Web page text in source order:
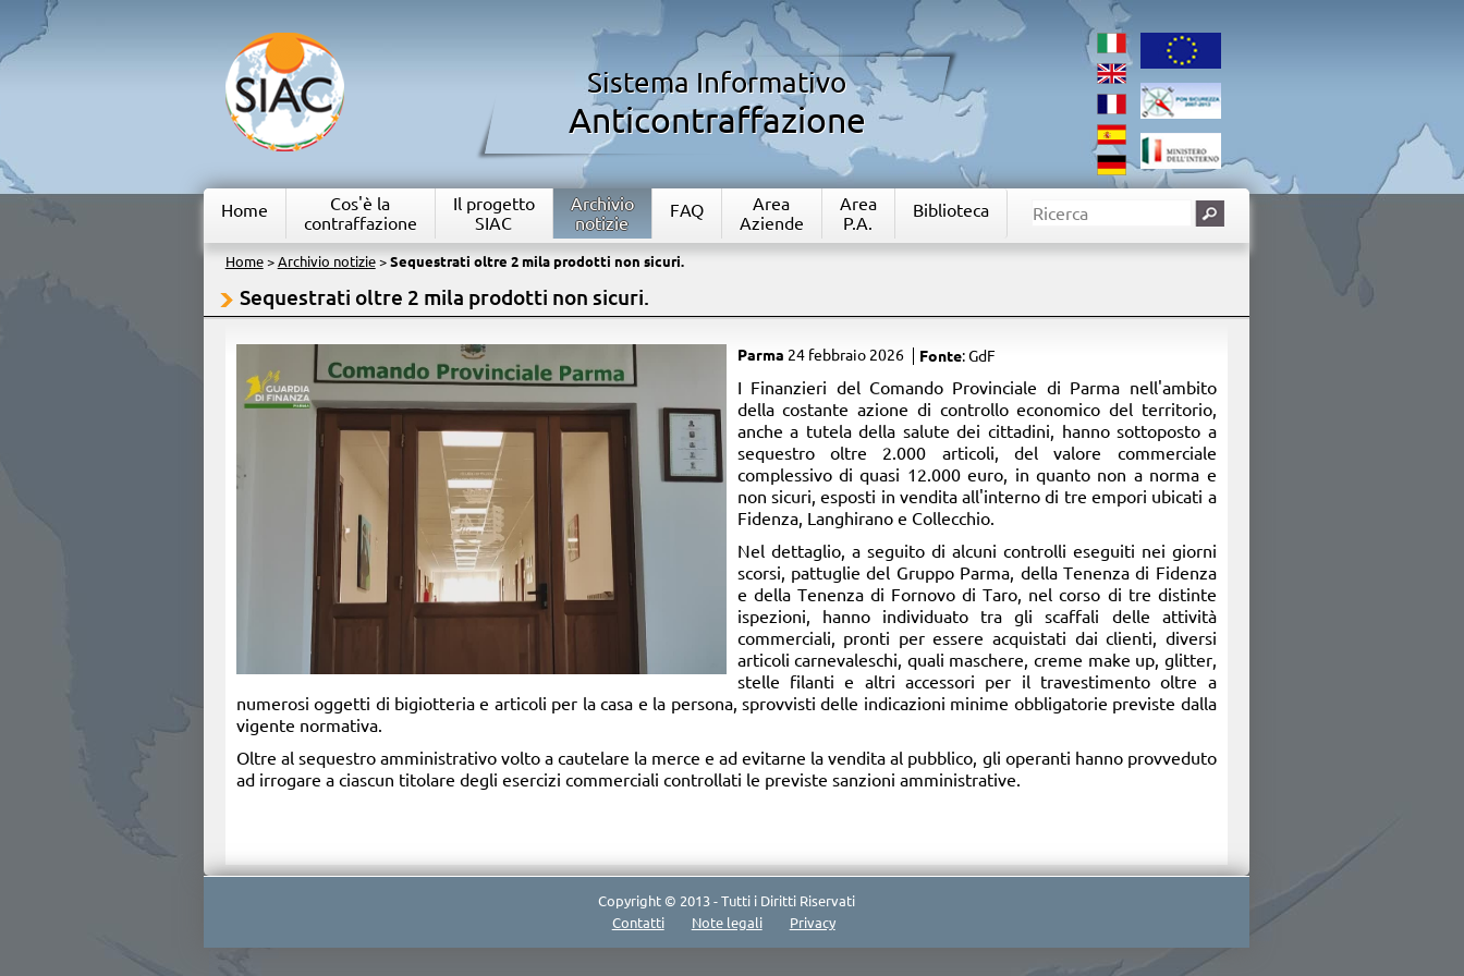
Sistema Informativo
Anticontraffazione
Home
Cos'è la
contraffazione
Il progetto
SIAC
Archivio
notizie
FAQ
Area
Aziende
Area
P.A.
Biblioteca
Home> Archivio notizie> Sequestrati oltre 2 mila prodotti non sicuri.
Sequestrati oltre 2 mila prodotti non sicuri.
Parma 24 febbraio 2026 Fonte: GdF
​I Finanzieri del Comando Provinciale di Parma nell'ambito
della costante azione di controllo economico del territorio,
anche a tutela della salute dei cittadini, hanno sottoposto a
sequestro oltre 2.000 articoli, del valore commerciale
complessivo di quasi 12.000 euro, in quanto non a norma e
non sicuri, esposti in vendita all'interno di tre empori ubicati a
Fidenza, Langhirano e Collecchio.
Nel dettaglio, a seguito di alcuni controlli eseguiti nei giorni
scorsi, pattuglie del Gruppo Parma, della Tenenza di Fidenza
e della Tenenza di Fornovo di Taro, nel corso di tre distinte
ispezioni, hanno individuato tra gli scaffali delle attività
commerciali, pronti per essere acquistati dai clienti, diversi
articoli carnevaleschi, quali maschere, creme make up, glitter,
stelle filanti e altri accessori per il travestimento oltre a
numerosi oggetti di bigiotteria e articoli per la casa e la persona, sprovvisti delle indicazioni minime obbligatorie previste dalla
vigente normativa.
Oltre al sequestro amministrativo volto a cautelare la merce e ad evitarne la vendita al pubblico, gli operanti hanno provveduto
ad irrogare a ciascun titolare degli esercizi commerciali controllati le previste sanzioni amministrative.​
Copyright © 2013 - Tutti i Diritti Riservati
Contatti
Note legali Privacy